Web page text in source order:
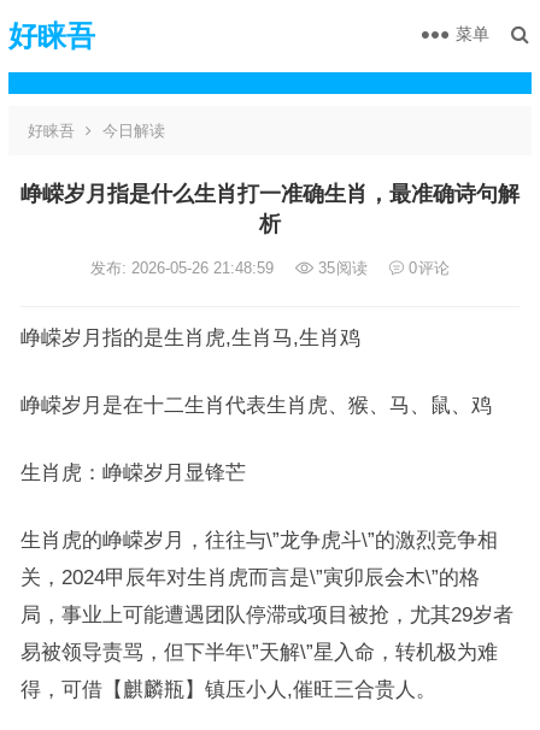
好睐吾 菜单
好睐吾 今日解读
峥嵘岁月指是什么生肖打一准确生肖，最准确诗句解
析
发布: 2026-05-26 21:48:59 35阅读 0评论
峥嵘岁月指的是生肖虎,生肖马,生肖鸡
峥嵘岁月是在十二生肖代表生肖虎、猴、马、鼠、鸡
生肖虎：峥嵘岁月显锋芒
生肖虎的峥嵘岁月，往往与\”龙争虎斗\”的激烈竞争相
关，2024甲辰年对生肖虎而言是\”寅卯辰会木\”的格
局，事业上可能遭遇团队停滞或项目被抢，尤其29岁者
易被领导责骂，但下半年\”天解\”星入命，转机极为难
得，可借【麒麟瓶】镇压小人,催旺三合贵人。